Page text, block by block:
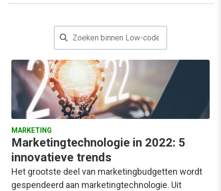
MARKETING
Marketingtechnologie in 2022: 5
innovatieve trends
Het grootste deel van marketingbudgetten wordt
gespendeerd aan marketingtechnologie. Uit